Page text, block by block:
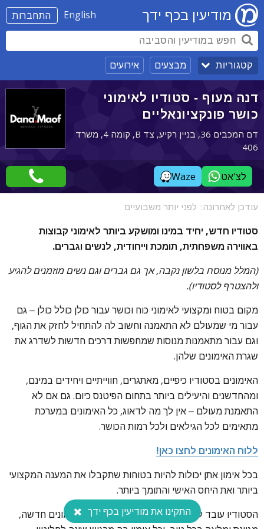
התחברות English מודיעין בכף ידך
קטגוריות מבצעים אירועים
דנה מעוף - סטודיו לאימוני
כושר פונקציונאליים
דם המכבים 36, בניין רקיע, צד B, קומה 4, משרד
406
לצ'אט Waze
עודכן לאחרונה: לפני יותר משבועיים
סטודיו חדש, יחיד במינו ומושקע ביותר לאימוני קבוצות
באווירה משפחתית, תומכת וייחודית, לנשים וגברים.
(המלל מנוסח בלשון נקבה, אך גם גברים וגם נשים מוזמנים להגיע
ולהצטרף לסטודיו).
מקום בטוח ומקצועי לאימוני כוח וכושר עבור כולן כולל כולן – גם
עבור מי שמעולם לא התאמנה וחשוב לה להתחיל לחזק את הגוף,
וגם עבור מתאמנות מנוסות שמחפשות דרכים חדשות לשדרג את
שגרת האימונים שלהן.
האימונים בסטודיו כיפיים, מאתגרים, חווייתיים ויחידים במינם,
ומהחדשנים והיעילים ביותר בתחום הפיטנס כיום. גם אם לא
התאמנת מעולם – אין לך מה לדאוג, כל האימונים במערכת
מתאימים לכל הגילאים ולכל רמות הכושר.
ללוח האימונים לחצו כאן!
בכל אימון אתן יכולות להיות בטוחות שתקבלו את המענה המקצועי
ביותר ואת היחס האישי והתומך ביותר.
הסטודיו עובד לאורך כל שעות היום לפי מערכת אימונים חדשה,
התקינו את מודיעין בכף ידך